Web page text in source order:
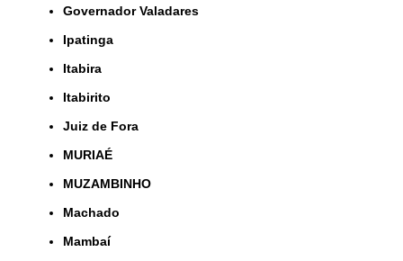
Governador Valadares
Ipatinga
Itabira
Itabirito
Juiz de Fora
MURIAÉ
MUZAMBINHO
Machado
Mambaí